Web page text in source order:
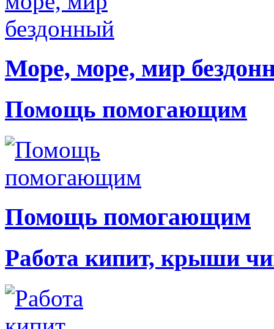
Море, море, мир
Помощь помогающим
Помощь помогающим
Работа кипит, крыши